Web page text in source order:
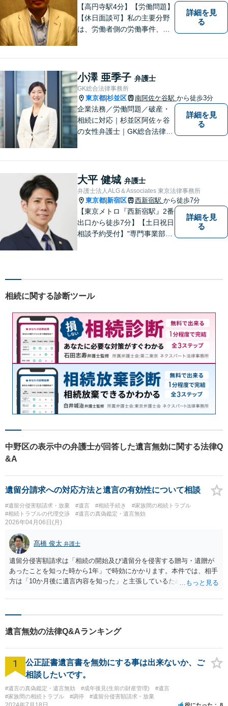
【高円寺駅4分】【労働問題】
【休日面談可】私の主要分野
は、労働者側の労働事件、企
件を数多く担当しています。
依頼人さまにとって、最大限
の効用を得られるように頑張
っています。
詳細を見
る
小澤 亜季子 弁護士
GK総合法律事務所
東京都 杉並区 南阿佐ケ谷駅 から徒歩3分
企業法務／労働問題／破産・
相続に対応｜杉並区阿佐ヶ谷
の女性弁護士｜GK総合法律事
詳細を見
る
大平 健城 弁護士
弁護士法人ALG＆Associates 東京法律事務所
東京都 新宿区 西新宿駅 から徒歩7分
【東京メトロ『西新宿駅』2番
出口から徒歩7分】【土日祝日
相談予約受付】"専門事業部
い。
詳細を見
る
相続に関する診断ツール
中野区の表示中の弁護士が回答した遺言無効に関する法律Q
&A
遺留分請求への対応方法と遺言の有効性について相談
#遺留分侵害額請求・放棄 #遺言 #相続手続き
#家族間の相続トラブル
#相続トラブルの代理交渉
#遺言の真偽鑑定・遺言無効
2026年04月06日(月)
髙橋 俊太 弁護士
遺留分侵害額請求は「相続の開始及び遺留分を侵害する贈与・遺贈が
あったことを知った時から1年」で時効にかかります。本件では、相手
方は「10か月後に遺言内容を知った」と主張しているため、その主張
ない可能性があります。 もっとも、「いつ知ったか」は重要な争点で
ール、LINE、説明の経緯等）があれば整理しておくことが重要です。
で、交渉方針を検討することになります。実務上は、時効を主張しつ
つも、一定の範囲での解決金支払を視野に入れるという方針もあり得
容、評価資料、これまでの経緯）を整理のうえ、早期に弁護士へ相談
して対応方針を検討することをお勧めいたします。
遺言無効の法律Q&Aランキング
1
公正証書遺言書を無効にする事は出来ないか、ご
相談したいです。
#遺言の真偽鑑定・遺言無効 #成年後見(生前の財産管理)
#遺言
#家族間の相続トラブル
#調停 #遺留分侵害額請求・放棄
役にたった 8